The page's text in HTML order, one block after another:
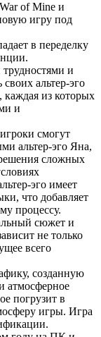
of Mine и
игру под
в переделку
и
альтер-эго
каждая из которых
и
смогут
альтер-эго Яна,
сложных
эго имеет
что добавляет
процессу.
сюжет и
не только
всего
созданную
атмосферное
погрузит в
игры. Игра